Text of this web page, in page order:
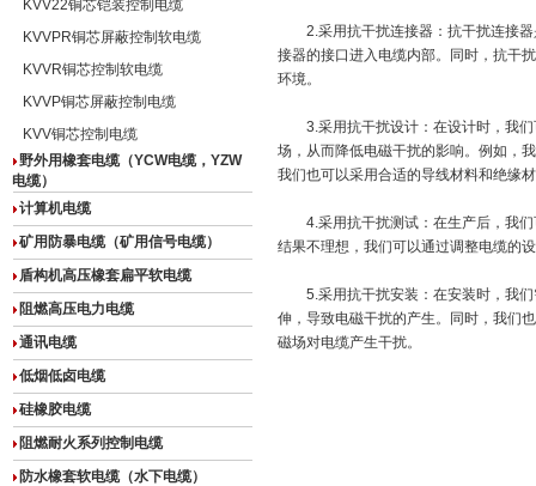
KVV22铜芯铠装控制电缆
KVVPR铜芯屏蔽控制软电缆
KVVR铜芯控制软电缆
KVVP铜芯屏蔽控制电缆
KVV铜芯控制电缆
野外用橡套电缆（YCW电缆，YZW
电缆）
计算机电缆
矿用防暴电缆（矿用信号电缆）
盾构机高压橡套扁平软电缆
阻燃高压电力电缆
通讯电缆
低烟低卤电缆
硅橡胶电缆
阻燃耐火系列控制电缆
防水橡套软电缆（水下电缆）
2.采用抗干扰连接器：抗干扰连接器
接器的接口进入电缆内部。同时，抗干
环境。
3.采用抗干扰设计：在设计时，我们
场，从而降低电磁干扰的影响。例如，
我们也可以采用合适的导线材料和绝缘
4.采用抗干扰测试：在生产后，我们
结果不理想，我们可以通过调整电缆的
5.采用抗干扰安装：在安装时，我们
伸，导致电磁干扰的产生。同时，我们
磁场对电缆产生干扰。